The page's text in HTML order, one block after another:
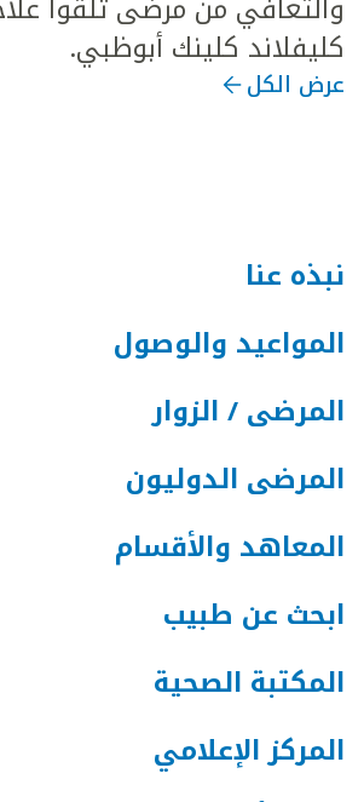
كليفلاند كلينك أبوظبي.
عرض الكل
نبذه عنا
المواعيد والوصول
المرضى / الزوار
المرضى الدوليون
المعاهد والأقسام
ابحث عن طبيب
المكتبة الصحية
المركز الإعلامي